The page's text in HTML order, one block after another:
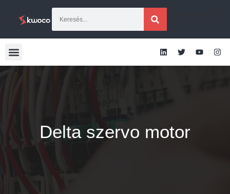
Delta szervo motor